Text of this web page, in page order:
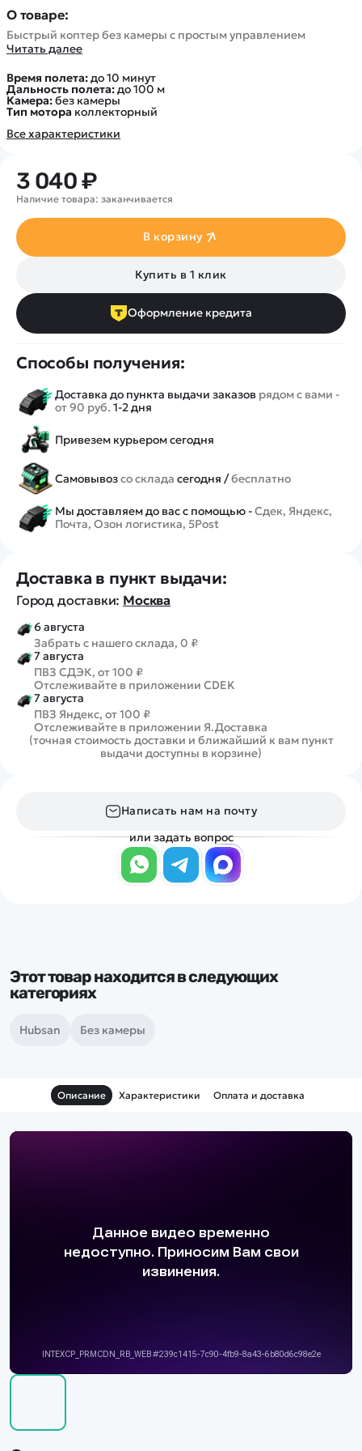
О товаре:
Быстрый коптер без камеры с простым управлением
Читать далее
Время полета:до 10 минут
Дальность полета:до 100 м
Камера:без камеры
Тип мотора коллекторный
Все характеристики
3 040 ₽
Наличие товара: заканчивается
В корзину
Купить в 1 клик
Оформление кредита
Способы получения:
Доставка до пункта выдачи заказов рядом с вами -
от 90 руб. 1-2 дня
Привезем курьером сегодня
Самовывозсо склада сегодня /бесплатно
Мы доставляем до вас с помощью -Сдек, Яндекс,
Почта, Озон логистика, 5Post
Доставка в пункт выдачи:
Город доставки: Москва
6 августа
Забрать с нашего склада, 0 ₽
7 августа
ПВЗ СДЭК, от 100 ₽
Отслеживайте в приложении CDEK
7 августа
ПВЗ Яндекс, от 100 ₽
Отслеживайте в приложении Я.Доставка
(точная стоимость доставки и ближайший к вам пункт
выдачи доступны в корзине)
Написать нам на почту
или задать вопрос
Этот товар находится в следующих
категориях
Hubsan Без камеры
Описание Характеристики Оплата и доставка
Катера
Роботы
Самолеты
Сборные модели
Детские электромобили
Спецтехника
Конструкторы
Запчасти для моделей
Блог
Статьи про беспилотники
Обзор квадрокоптеров
Аренда Квадрокоптеров
Покупка в кредит
Контакты
Помощь
Отследить заказ
Оплата на сайте